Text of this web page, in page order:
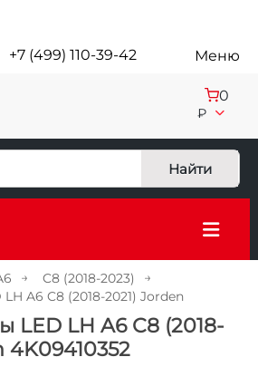
+7 (499) 110-39-42 Меню
0
₽
Найти
C8 (2018-2023)
A6 C8 (2018-2021) Jorden
LED LH A6 C8 (2018-
4K09410352